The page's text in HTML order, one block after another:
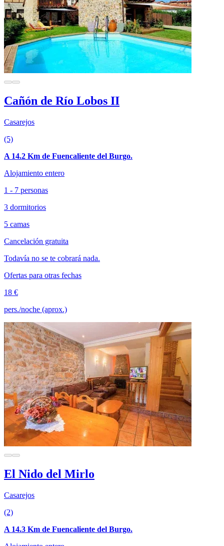
Cañón de Río Lobos II
Casarejos
(5)
A 14.2 Km de Fuencaliente del Burgo.
Alojamiento entero
1 - 7 personas
3 dormitorios
5 camas
Cancelación gratuita
Todavía no se te cobrará nada.
Ofertas para otras fechas
18 €
pers./noche (aprox.)
El Nido del Mirlo
Casarejos
(2)
A 14.3 Km de Fuencaliente del Burgo.